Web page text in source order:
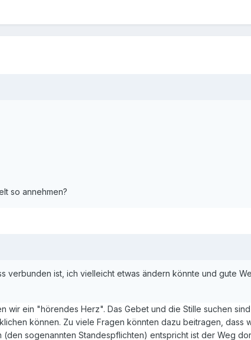
so annehmen?
verbunden ist, ich vielleicht etwas ändern könnte und gute
wir ein "hörendes Herz". Das Gebet und die Stille suchen
können. Zu viele Fragen könnten dazu beitragen, dass
sogenannten Standespflichten) entspricht ist der Weg